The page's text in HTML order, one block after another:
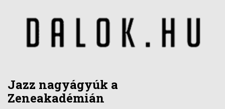
Jazz nagyágyúk a
Zeneakadémián